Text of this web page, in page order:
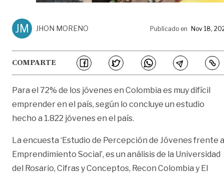
JM JHON MORENO Publicado en Nov 18,
COMPARTE
Para el 72% de los jóvenes en Colombia es muy difícil
emprender en el país, según lo concluye un estudio
hecho a 1.822 jóvenes en el país.
La encuesta ‘Estudio de Percepción de Jóvenes frente
Emprendimiento Social’, es un análisis de la Universidad
del Rosario, Cifras y Conceptos, Recon Colombia y El